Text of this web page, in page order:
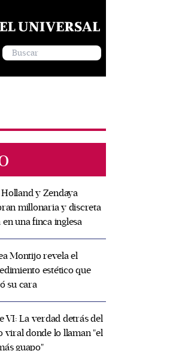
y Zendaya
millonaria y discreta
en una finca inglesa
Montijo revela el
estético que
su cara
VI: La verdad detrás del
viral donde lo llaman "el
guapo"